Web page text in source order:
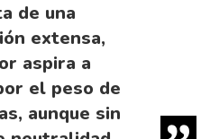
de una
extensa,
aspira a
el peso de
aunque sin